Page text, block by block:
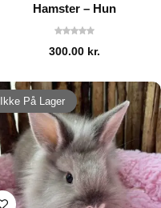
Hamster – Hun
300.00 kr.
Ikke På Lager